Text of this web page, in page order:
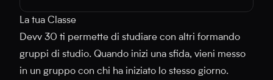
La tua Classe
Devv 30 ti permette di studiare con altri formando
gruppi di studio. Quando inizi una sfida, vieni messo
in un gruppo con chi ha iniziato lo stesso giorno.